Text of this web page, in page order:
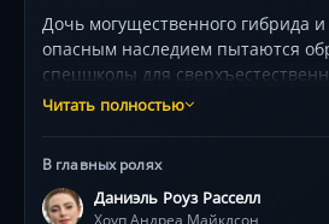
Дочь могущественного гибрида
опасным наследием пытаются
спецшколы для
руководством наставника
монстров из мирового
их ждут неожиданные союзы,
Читать полностью
В главных ролях
Даниэль Роуз Расселл
Хоуп Андреа Майклсон